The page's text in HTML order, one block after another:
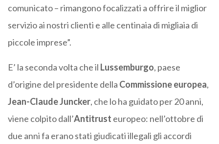
comunicato – rimangono focalizzati a offrire il miglior
servizio ai nostri clienti e alle centinaia di migliaia di
piccole imprese”.
E’ la seconda volta che il Lussemburgo, paese
d’origine del presidente della Commissione europea,
Jean-Claude Juncker, che lo ha guidato per 20 anni,
viene colpito dall’Antitrust europeo: nell’ottobre di
due anni fa erano stati giudicati illegali gli accordi